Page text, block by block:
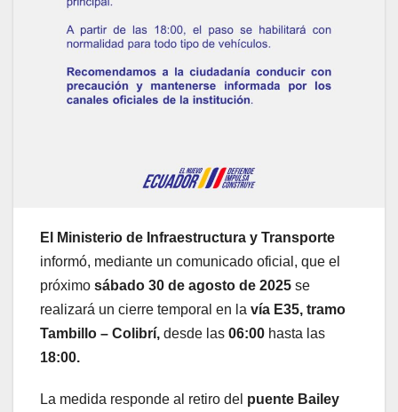
El Ministerio de Infraestructura y Transporte
informó, mediante un comunicado oficial, que el
próximo sábado 30 de agosto de 2025 se
realizará un cierre temporal en la vía E35, tramo
Tambillo – Colibrí, desde las 06:00 hasta las
18:00.
La medida responde al retiro del puente Bailey